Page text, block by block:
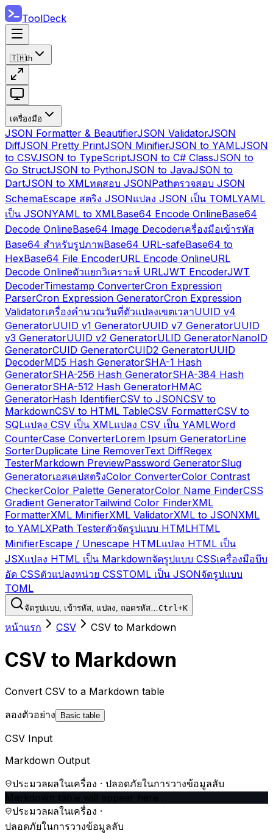
ToolDeck
🇹🇭th
เครื่องมือ
JSON Formatter & BeautifierJSON ValidatorJSON
DiffJSON Pretty PrintJSON MinifierJSON to YAMLJSON
to CSVJSON to TypeScriptJSON to C# ClassJSON to
Go StructJSON to PythonJSON to JavaJSON to
DartJSON to XMLทดสอบ JSONPathตรวจสอบ JSON
SchemaEscape สตริง JSONแปลง JSON เป็น TOMLYAML
เป็น JSONYAML to XMLBase64 Encode OnlineBase64
Decode OnlineBase64 Image Decoderเครื่องมือเข้ารหัส
Base64 สำหรับรูปภาพBase64 URL-safeBase64 to
HexBase64 File EncoderURL Encode OnlineURL
Decode Onlineตัวแยกวิเคราะห์ URLJWT EncoderJWT
DecoderTimestamp ConverterCron Expression
ParserCron Expression GeneratorCron Expression
Validatorเครื่องคำนวณวันที่ตัวแปลงเขตเวลาUUID v4
GeneratorUUID v1 GeneratorUUID v7 GeneratorUUID
v3 GeneratorUUID v2 GeneratorULID GeneratorNanoID
GeneratorCUID GeneratorCUID2 GeneratorUUID
DecoderMD5 Hash GeneratorSHA-1 Hash
GeneratorSHA-256 Hash GeneratorSHA-384 Hash
GeneratorSHA-512 Hash GeneratorHMAC
GeneratorHash IdentifierCSV to JSONCSV to
MarkdownCSV to HTML TableCSV FormatterCSV to
SQLแปลง CSV เป็น XMLแปลง CSV เป็น YAMLWord
CounterCase ConverterLorem Ipsum GeneratorLine
SorterDuplicate Line RemoverText DiffRegex
TesterMarkdown PreviewPassword GeneratorSlug
GeneratorเอสเคปสตริงColor ConverterColor Contrast
CheckerColor Palette GeneratorColor Name FinderCSS
Gradient GeneratorTailwind Color FinderXML
FormatterXML MinifierXML ValidatorXML to JSONXML
to YAMLXPath Testerตัวจัดรูปแบบ HTMLHTML
MinifierEscape / Unescape HTMLแปลง HTML เป็น
JSXแปลง HTML เป็น Markdownจัดรูปแบบ CSSเครื่องมือบีบ
อัด CSSตัวแปลงหน่วย CSSTOML เป็น JSONจัดรูปแบบ
TOML
จัดรูปแบบ, เข้ารหัส, แปลง, ถอดรหัส…Ctrl+K
หน้าแรก CSV CSV to Markdown
CSV to Markdown
Convert CSV to a Markdown table
ลองตัวอย่าง
Basic table
CSV Input
Markdown Output
ประมวลผลในเครื่อง · ปลอดภัยในการวางข้อมูลลับ
ประมวลผลในเครื่อง ·
ปลอดภัยในการวางข้อมูลลับ